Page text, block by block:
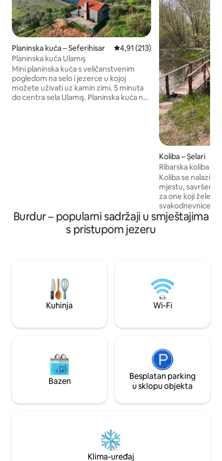
Planinska kuća – Seferihisar Prosječna ocjena: 4,91/5,
4,91 (213)
Planinska kuća Ulamış
Mini planinska kuća s veličanstvenim
pogledom na selo i jezerce u kojoj
možete uživati uz kamin zimi. 5 minuta
do centra sela Ulamış. Planinska kuća na
Koliba – Șelari
Ribarska koliba
Koliba se nalazi
mjestu,
za one koji žele
svakodnevnice.
imamo solarni
Nemamo tekuću
našem jezeru ili
tišini. Naši psi i
vama cijeli dan.
Burdur – popularni sadržaji u smještajima
s pristupom jezeru
Kuhinja Wi-Fi
Bazen
Besplatan parking
u sklopu objekta
Klima-uređaj